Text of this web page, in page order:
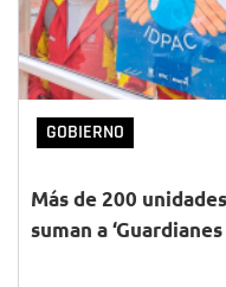
GOBIERNO
Más de 200
suman a